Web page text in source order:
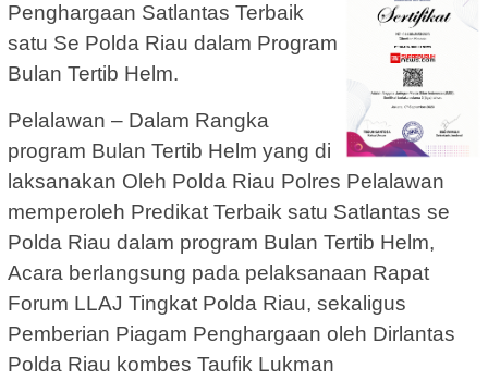
Penghargaan Satlantas Terbaik
satu Se Polda Riau dalam Program
Bulan Tertib Helm.
Pelalawan – Dalam Rangka
program Bulan Tertib Helm yang di
laksanakan Oleh Polda Riau Polres Pelalawan
memperoleh Predikat Terbaik satu Satlantas se
Polda Riau dalam program Bulan Tertib Helm,
Acara berlangsung pada pelaksanaan Rapat
Forum LLAJ Tingkat Polda Riau, sekaligus
Pemberian Piagam Penghargaan oleh Dirlantas
Polda Riau kombes Taufik Lukman